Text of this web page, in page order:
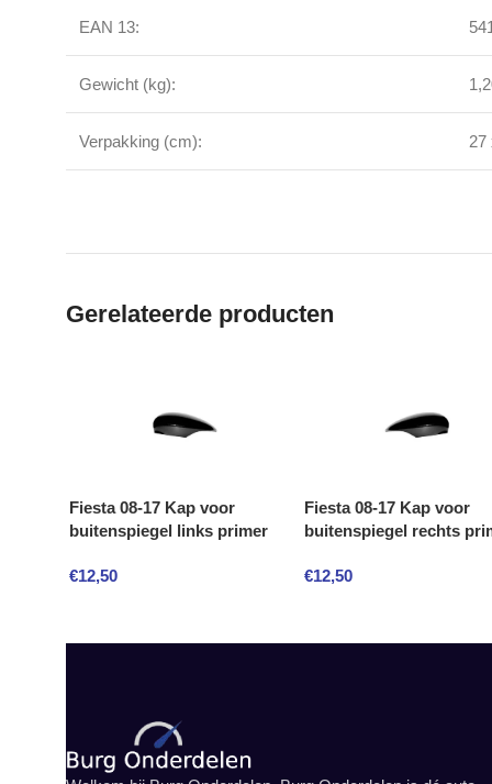
EAN 13:
Gewicht (kg):
Verpakking (cm): 27
Gerelateerde producten
Fiesta 08-17 Kap voor
buitenspiegel links primer
€12,50
Fiesta 08-17 Kap voor
buitenspiegel rechts
€12,50